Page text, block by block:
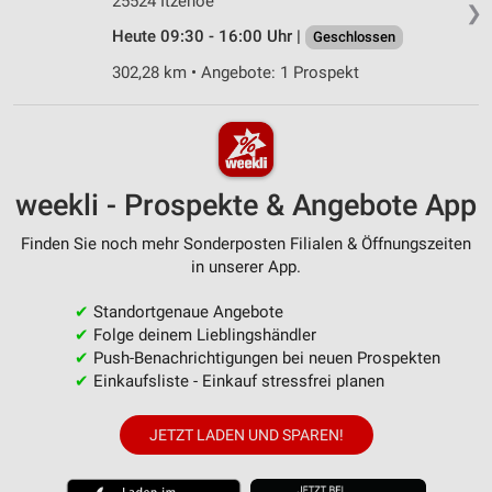
❯
Heute 09:30 - 16:00 Uhr |
Geschlossen
302,28 km • Angebote: 1 Prospekt
weekli - Prospekte & Angebote App
Finden Sie noch mehr Sonderposten Filialen & Öffnungszeiten
in unserer App.
✔ Standortgenaue Angebote
✔ Folge deinem Lieblingshändler
✔ Push-Benachrichtigungen bei neuen Prospekten
✔ Einkaufsliste - Einkauf stressfrei planen
JETZT LADEN UND SPAREN!